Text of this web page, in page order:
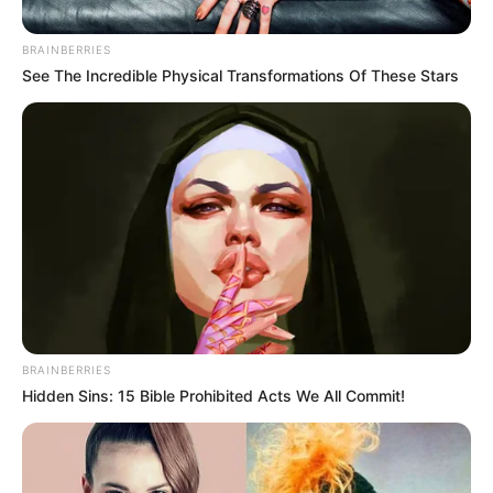
Cortesía: Festival Macondo 2025
Festival Macondo 2025
Por:
David Rincón
Julio 16, 2025
BRAINBERRIES
See The Incredible Physical Transformations Of These Stars
BRAINBERRIES
Hidden Sins: 15 Bible Prohibited Acts We All Commit!